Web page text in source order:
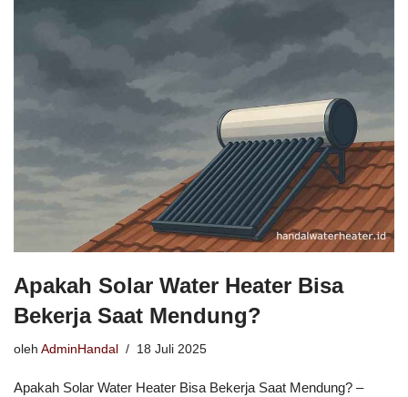
Apakah Solar Water Heater Bisa
Bekerja Saat Mendung?
oleh AdminHandal 18 Juli 2025
Apakah Solar Water Heater Bisa Bekerja Saat Mendung? –